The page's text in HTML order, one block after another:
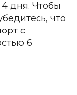
дня. Чтобы
что
с
6